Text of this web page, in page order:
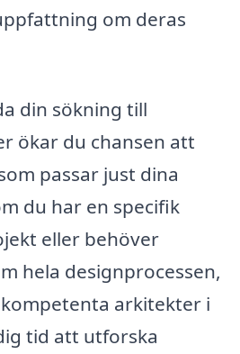
om deras
din sökning till
ökar du chansen att
passar just dina
du har en specifik
eller behöver
hela designprocessen,
arkitekter i
tid att utforska